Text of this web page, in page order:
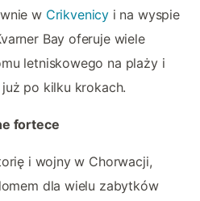
w Crikvenicyi na wyspie
Bay oferuje wiele
letniskowego na plaży i
po kilku krokach.
fortece
i wojny w Chorwacji,
dla wielu zabytków